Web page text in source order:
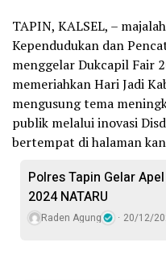
TAPIN, KALSEL, –
Kependudukan dan
menggelar Dukcapil Fair
memeriahkan Hari Jadi
mengusung tema
publik melalui inovasi
bertempat di halaman
Polres Tapin Gelar
2024 NATARU
Raden Agung 20/12/